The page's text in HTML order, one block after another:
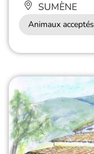
SUMÈNE
Animaux acceptés